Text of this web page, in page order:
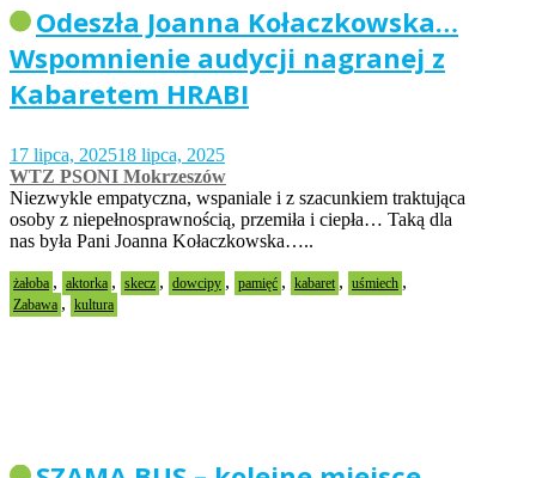
Odeszła Joanna Kołaczkowska…
Wspomnienie audycji nagranej z
Kabaretem HRABI
17 lipca, 202518 lipca, 2025
WTZ PSONI Mokrzeszów
Niezwykle empatyczna, wspaniale i z szacunkiem traktująca
osoby z niepełnosprawnością, przemiła i ciepła… Taką dla
nas była Pani Joanna Kołaczkowska…..
żałoba , aktorka , skecz , dowcipy , pamięć , kabaret , uśmiech ,
Zabawa , kultura